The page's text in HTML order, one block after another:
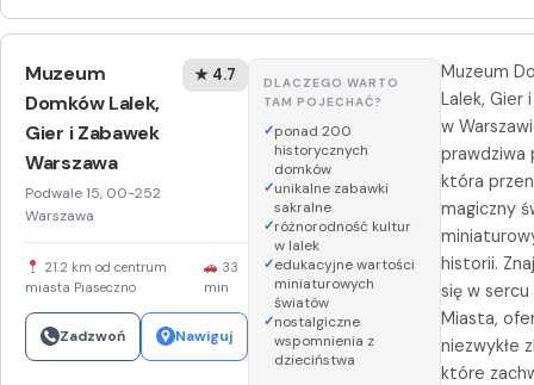
Muzeum
Domków Lalek,
Gier i Zabawek
Warszawa
Podwale 15, 00-252
Warszawa
★ 4.7
21.2 km od centrum
miasta Piaseczno
33
min
Zadzwoń Nawiguj
DLACZEGO WARTO
TAM POJECHAĆ?
ponad 200
historycznych
domków
unikalne zabawki
sakralne
różnorodność kultur
w lalek
edukacyjne wartości
miniaturowych
światów
nostalgiczne
wspomnienia z
dzieciństwa
Muzeum
Lalek, Gier
w
prawdziwa
która
magiczny
historii.
się w
Miasta,
niezwykłe
które